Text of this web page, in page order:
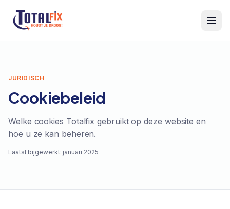
Totalfix
JURIDISCH
Cookiebeleid
Welke cookies Totalfix gebruikt op deze website en
hoe u ze kan beheren.
Laatst bijgewerkt: januari 2025